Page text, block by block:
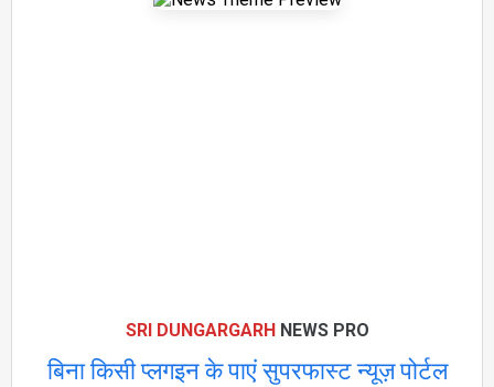
SRI DUNGARGARH NEWS PRO
बिना किसी प्लगइन के पाएं सुपरफास्ट न्यूज़ पोर्टल